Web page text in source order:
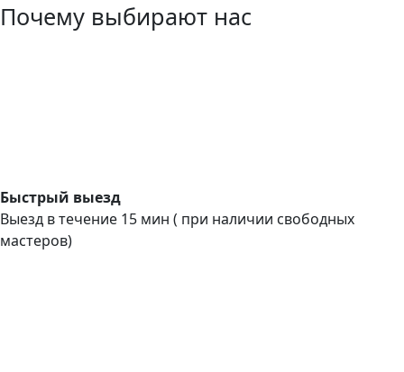
Почему выбирают нас
Быстрый выезд
Выезд в течение 15 мин ( при наличии свободных
мастеров)